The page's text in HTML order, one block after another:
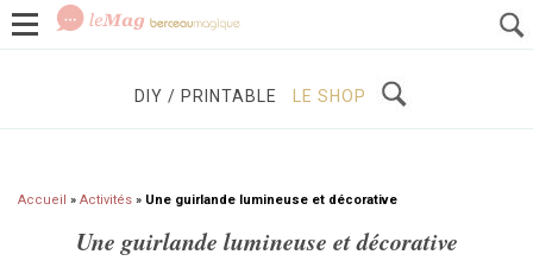
GROSSESSE BÉBÉS / ENFANTS
DIY / PRINTABLE LE SHOP
Accueil » Activités » Une guirlande lumineuse et décorative
Une guirlande lumineuse et décorative